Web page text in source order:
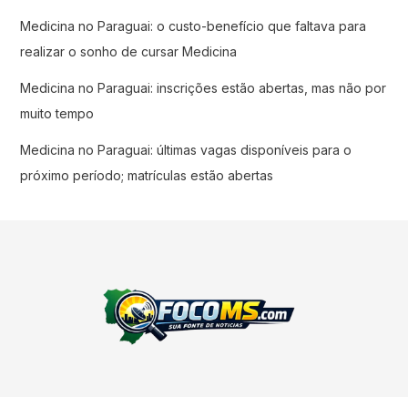
Medicina no Paraguai: o custo-benefício que faltava para
realizar o sonho de cursar Medicina
Medicina no Paraguai: inscrições estão abertas, mas não por
muito tempo
Medicina no Paraguai: últimas vagas disponíveis para o
próximo período; matrículas estão abertas